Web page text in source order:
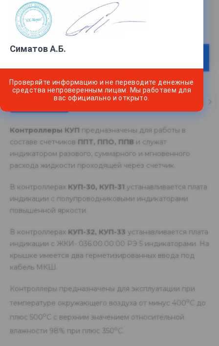
88 000 руб.
Под заказ Нашли дешевле?
ОПИСАНИЕ ОТЗЫВЫ ОПЛАТА
Контроллеры КУП предназначены для работы в
составе счетчиков ППТ, ППО, ППВ и служат
индикатором разового, суммарного и мгновенного
расхода жидкости проходящей через счетчик.
В контроллерах КУП-30, КУП-31 устанавливается плата
индикации с полупроводниковыми индикаторами
повышенной яркости.
В контроллерах КУП-32, КУП-33 устанавливается плата
индикации с ЖКИ- 036.00.00.00 РЭ 5 индикаторами. На
крышке имеется два герметизированных ввода под
кабель МКШ.
Контроллеры предназначены для эксплуатации при
температуре окружающего воздуха от минус 400оС до
плюс 500оС с верхним значением относительной
влажности 98% при плюс 350оС.
Симатов А.Б.
Проверяйте информацию и не переводите денежные
средства непроверенным лицам. Мы работаем для
вас официально и открыто.